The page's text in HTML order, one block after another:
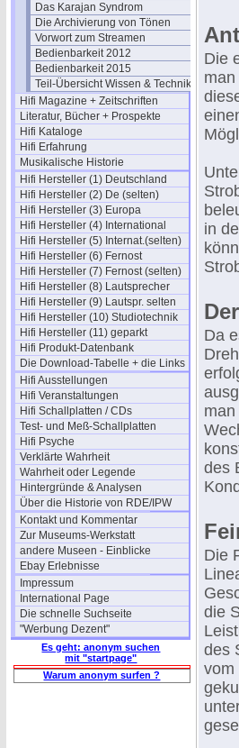
Das Karajan Syndrom
Die Archivierung von Tönen
Vorwort zum Streamen
Bedienbarkeit 2012
Bedienbarkeit 2015
Teil-Übersicht Wissen & Technik
Hifi Magazine + Zeitschriften
Literatur, Bücher + Prospekte
Hifi Kataloge
Hifi Erfahrung
Musikalische Historie
Hifi Hersteller (1) Deutschland
Hifi Hersteller (2) De (selten)
Hifi Hersteller (3) Europa
Hifi Hersteller (4) International
Hifi Hersteller (5) Internat.(selten)
Hifi Hersteller (6) Fernost
Hifi Hersteller (7) Fernost (selten)
Hifi Hersteller (8) Lautsprecher
Hifi Hersteller (9) Lautspr. selten
Hifi Hersteller (10) Studiotechnik
Hifi Hersteller (11) geparkt
Hifi Produkt-Datenbank
Die Download-Tabelle + die Links
Hifi Ausstellungen
Hifi Veranstaltungen
Hifi Schallplatten / CDs
Test- und Meß-Schallplatten
Hifi Psyche
Verklärte Wahrheit
Wahrheit oder Legende
Hintergründe & Analysen
Über die Historie von RDE/IPW
Kontakt und Kommentar
Zur Museums-Werkstatt
andere Museen - Einblicke
Ebay Erlebnisse
Impressum
International Page
Die schnelle Suchseite
"Werbung Dezent"
Es geht: anonym suchen
mit "startpage"
Warum anonym surfen ?
Die
in
Da
des
Die
die
des
vom